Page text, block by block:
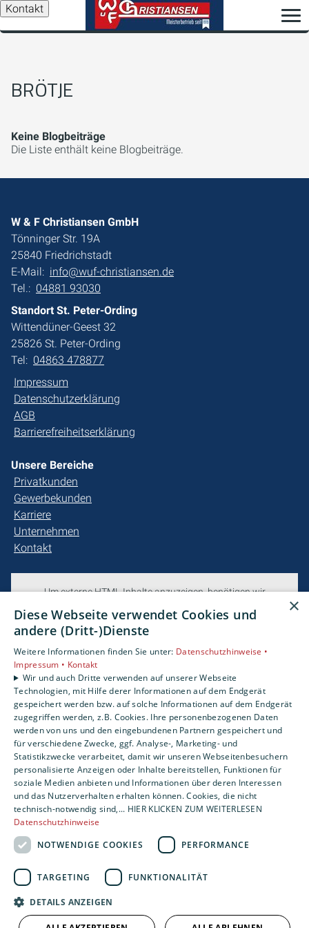
Kontakt
BRÖTJE
Keine Blogbeiträge
Die Liste enthält keine Blogbeiträge.
W & F Christiansen GmbH
Tönninger Str. 19A
25840 Friedrichstadt
E-Mail: info@wuf-christiansen.de
Tel.: 04881 93030
Standort St. Peter-Ording
Wittendüner-Geest 32
25826 St. Peter-Ording
Tel: 04863 478877
Impressum
Datenschutzerklärung
AGB
Barrierefreiheitserklärung
Unsere Bereiche
Privatkunden
Gewerbekunden
Karriere
Unternehmen
Kontakt
Um externe HTML-Inhalte anzuzeigen, benötigen wir
Ihre Einwilligung.
Weitere Informationen finden Sie in unserer
Cookie-Einstellungen öffnen
×
Diese Webseite verwendet Cookies und
andere (Dritt-)Dienste
Weitere Informationen finden Sie unter: Datenschutzhinweise •
Impressum • Kontakt
Wir und auch Dritte verwenden auf unserer Webseite
Technologien, mit Hilfe derer Informationen auf dem Endgerät
gespeichert werden bzw. auf solche Informationen auf dem Endgerät
zugegriffen werden, z.B. Cookies. Ihre personenbezogenen Daten
werden von uns und den eingebundenen Partnern gespeichert und
für verschiedene Zwecke, ggf. Analyse-, Marketing- und
Statistikzwecke verarbeitet, damit wir unseren Webseitenbesuchern
personalisierte Anzeigen oder Inhalte bereitstellen, Funktionen für
soziale Medien anbieten und Informationen über deren Interessen
und das Nutzerverhalten erhalten können. Cookies, die nicht
technisch-notwendig sind,... HIER KLICKEN ZUM WEITERLESEN
Datenschutzhinweise
NOTWENDIGE COOKIES
PERFORMANCE
TARGETING FUNKTIONALITÄT
DETAILS ANZEIGEN